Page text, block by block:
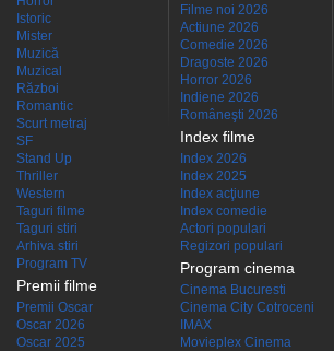
Istoric
Mister
Muzică
Muzical
Război
Romantic
Scurt metraj
SF
Stand Up
Thriller
Western
Taguri filme
Taguri stiri
Arhiva stiri
Program TV
Premii filme
Premii Oscar
Oscar 2026
Oscar 2025
Filme noi 2026
Actiune 2026
Comedie 2026
Dragoste 2026
Horror 2026
Indiene 2026
Româneşti 2026
Index filme
Index 2026
Index 2025
Index acţiune
Index comedie
Actori populari
Regizori populari
Program cinema
Cinema Bucuresti
Cinema City Cotroceni
IMAX
Movieplex Cinema